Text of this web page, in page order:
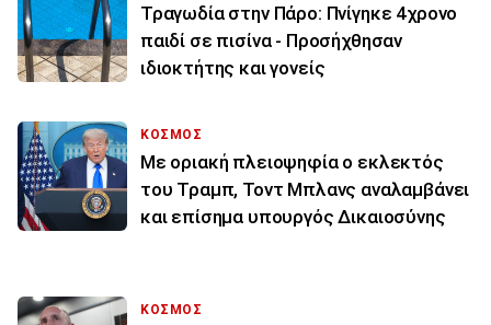
Τραγωδία στην Πάρο: Πνίγηκε 4χρονο
παιδί σε πισίνα - Προσήχθησαν
ιδιοκτήτης και γονείς
ΚΟΣΜΟΣ
Με οριακή πλειοψηφία ο εκλεκτός
του Τραμπ, Τοντ Μπλανς αναλαμβάνει
και επίσημα υπουργός Δικαιοσύνης
ΚΟΣΜΟΣ